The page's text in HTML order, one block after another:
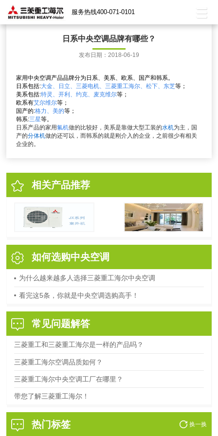
服务热线400-071-0101
日系中央空调品牌有哪些？
发布日期：2018-06-19
家用中央空调 产品品牌分为日系、美系、欧系、国产和韩系。
日系包括:大金、 日立、三菱电机、三菱重工海尔、松下、东芝等；
美系包括:特灵、开利、约克、 麦克维尔等；
欧系有艾尔维尔等；
国产的:格力、美的等；
韩系:三星等。
日系产品的家用氟机做的比较好，美系是靠做大型工装的水机为主，国
产的分体机做的还可以，而韩系的就是刚介入的企业，之前很少有相关
企业的。
相关产品推荐
如何选购中央空调
为什么越来越多人选择三菱重工海尔中央空调
看完这5条，你就是中央空调选购高手！
常见问题解答
三菱重工和三菱重工海尔是一样的产品吗？
三菱重工海尔空调品质如何？
三菱重工海尔中央空调工厂在哪里？
带您了解三菱重工海尔！
热门标签